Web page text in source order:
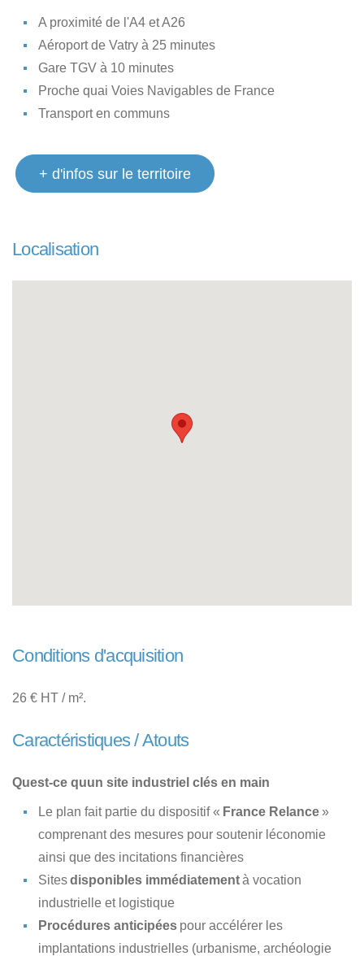
A proximité de l'A4 et A26
Aéroport de Vatry à 25 minutes
Gare TGV à 10 minutes
Proche quai Voies Navigables de France
Transport en communs
+ d'infos sur le territoire
Localisation
Conditions d'acquisition
26 € HT / m².
Caractéristiques / Atouts
Quest-ce quun site industriel clés en main
Le plan fait partie du dispositif « France Relance »
comprenant des mesures pour soutenir léconomie
ainsi que des incitations financières
Sitesdisponibles immédiatementà vocation
industrielle et logistique
Procédures anticipées pour accélérer les
implantations industrielles (urbanisme, archéologie